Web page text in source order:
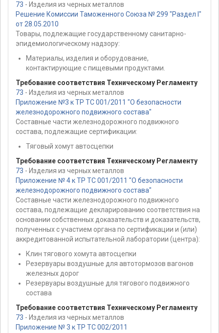
73 - Изделия из черных металлов
Решение Комиссии Таможенного Союза № 299 "Раздел I"
от 28.05.2010
Товары, подлежащие государственному санитарно-
эпидемиологическому надзору:
Материалы, изделия и оборудование,
контактирующие с пищевыми продуктами.
Требование соответствия Техническому Регламенту
73 - Изделия из черных металлов
Приложение №3 к ТР ТС 001/2011 "О безопасности
железнодорожного подвижного состава"
Составные части железнодорожного подвижного
состава, подлежащие сертификации:
Тяговый хомут автосцепки
Требование соответствия Техническому Регламенту
73 - Изделия из черных металлов
Приложение № 4 к ТР ТС 001/2011 "О безопасности
железнодорожного подвижного состава"
Составные части железнодорожного подвижного
состава, подлежащие декларированию соответствия на
основании собственных доказательств и доказательств,
полученных с участием органа по сертификации и (или)
аккредитованной испытательной лаборатории (центра):
Клин тягового хомута автосцепки
Резервуары воздушные для автотормозов вагонов
железных дорог
Резервуары воздушные для тягового подвижного
состава
Требование соответствия Техническому Регламенту
73 - Изделия из черных металлов
Приложение № 3 к ТР ТС 002/2011